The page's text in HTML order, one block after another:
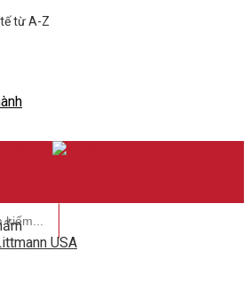
từ A-Z
USA